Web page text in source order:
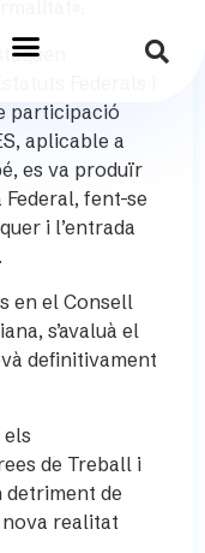
participació
aplicable a
es va produïr
fent-se
i l’entrada
en el Consell
s’avaluà el
definitivament
de Treball i
de
realitat